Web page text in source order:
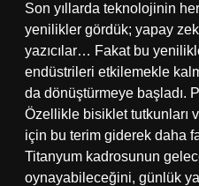
Son yıllarda teknolojinin
yenilikler gördük; yapay
yazıcılar… Fakat bu
endüstrileri etkilemekle
da dönüştürmeye başladı.
Özellikle bisiklet tutkunları
için bu terim giderek daha
Titanyum kadrosunun
oynayabileceğini, günlük